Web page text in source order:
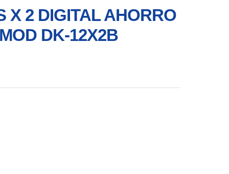
X 2 DIGITAL AHORRO
DK-12X2B